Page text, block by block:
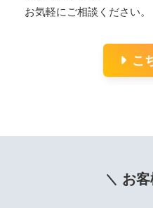
お気軽にご相談ください。
こ
お